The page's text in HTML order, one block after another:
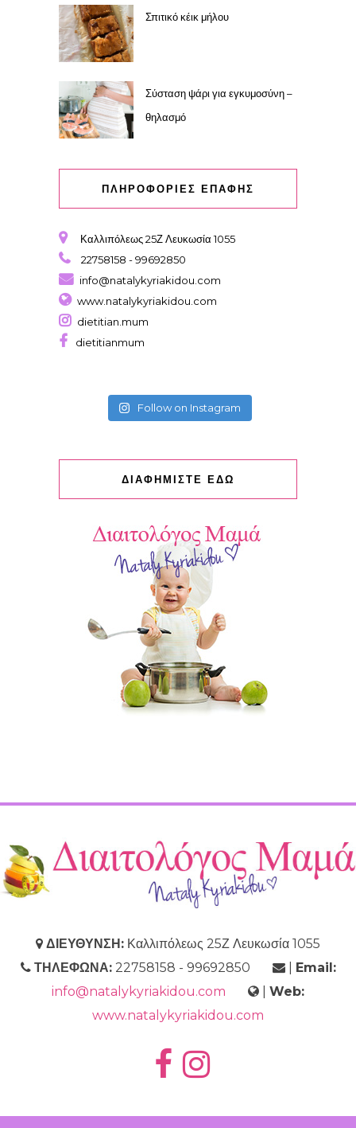
Σπιτικό κέικ μήλου
Σύσταση ψάρι για εγκυμοσύνη –
θηλασμό
ΠΛΗΡΟΦΟΡΙΕΣ ΕΠΑΦΗΣ
Καλλιπόλεως 25Ζ Λευκωσία 1055
22758158 - 99692850
info@natalykyriakidou.com
www.natalykyriakidou.com
dietitian.mum
dietitianmum
Follow on Instagram
ΔΙΑΦΗΜΙΣΤΕ ΕΔΩ
ΔΙΕΥΘΥΝΣΗ: Καλλιπόλεως 25Ζ Λευκωσία 1055
ΤΗΛΕΦΩΝΑ:22758158 - 99692850 | Email:
info@natalykyriakidou.com
Web:
www.natalykyriakidou.com